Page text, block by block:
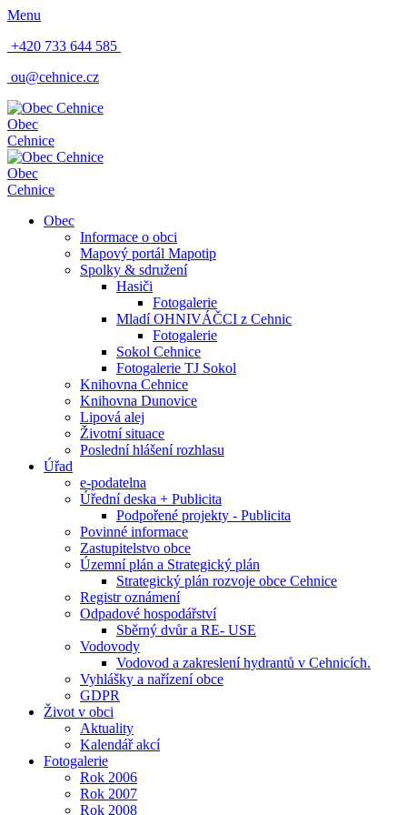
Menu
+420 733 644 585
ou@cehnice.cz
Obec
Cehnice
Obec
Cehnice
Obec
Informace o obci
Mapový portál Mapotip
Spolky & sdružení
Hasiči
Fotogalerie
Mladí OHNIVÁČCI z Cehnic
Fotogalerie
Sokol Cehnice
Fotogalerie TJ Sokol
Knihovna Cehnice
Knihovna Dunovice
Lipová alej
Životní situace
Poslední hlášení rozhlasu
Úřad
e-podatelna
Úřední deska + Publicita
Podpořené projekty - Publicita
Povinné informace
Zastupitelstvo obce
Územní plán a Strategický plán
Strategický plán rozvoje obce Cehnice
Registr oznámení
Odpadové hospodářství
Sběrný dvůr a RE- USE
Vodovody
Vodovod a zakreslení hydrantů v Cehnicích.
Vyhlášky a nařízení obce
GDPR
Život v obci
Aktuality
Kalendář akcí
Fotogalerie
Rok 2006
Rok 2007
Rok 2008